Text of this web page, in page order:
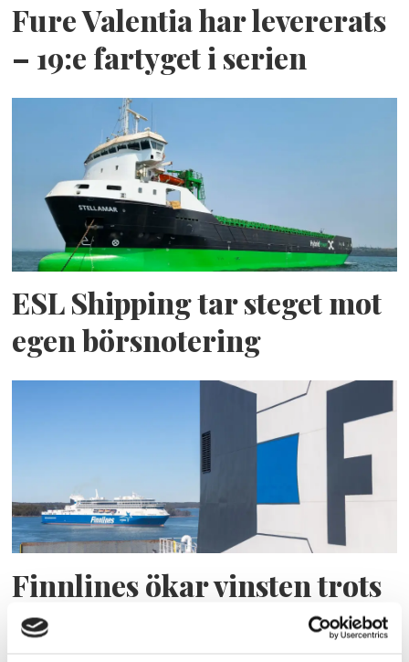
Fure Valentia har levererats
– 19:e fartyget i serien
ESL Shipping tar steget mot
egen börsnotering
Finnlines ökar vinsten trots
högt kostnadstryck